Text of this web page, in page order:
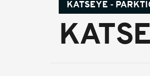
KATSEYE -